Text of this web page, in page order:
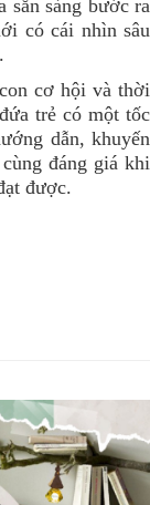
sẵn sàng bước ra
có cái nhìn sâu
cơ hội và thời
trẻ có một tốc
dẫn, khuyến
đáng giá khi
được.